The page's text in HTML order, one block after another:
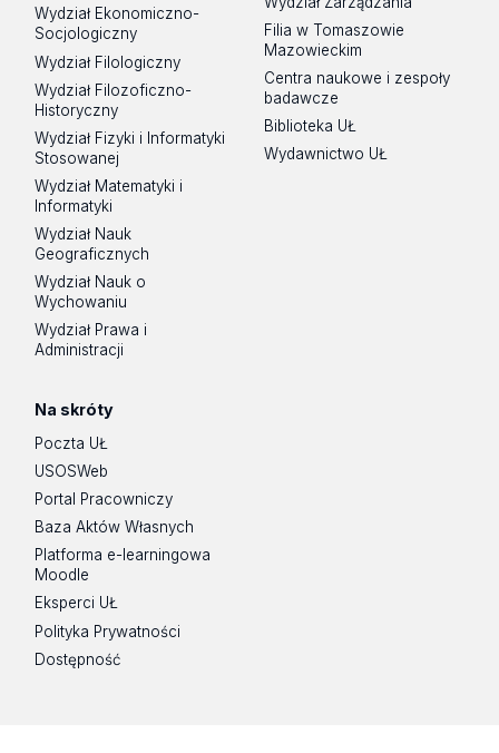
Wydział Ekonomiczno-
Socjologiczny
Wydział Filologiczny
Wydział Filozoficzno-
Historyczny
Wydział Fizyki i Informatyki
Stosowanej
Wydział Matematyki i
Informatyki
Wydział Nauk
Geograficznych
Wydział Nauk o
Wychowaniu
Wydział Prawa i
Administracji
Filia w Tomaszowie
Mazowieckim
Centra naukowe i zespoły
badawcze
Biblioteka UŁ
Wydawnictwo UŁ
Na skróty
Poczta UŁ
USOSWeb
Portal Pracowniczy
Baza Aktów Własnych
Platforma e-learningowa
Moodle
Eksperci UŁ
Polityka Prywatności
Dostępność